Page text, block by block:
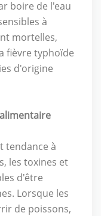
boire de l'eau
à
mortelles,
fièvre typhoïde
d'origine
tendance à
les toxines et
d'être
Lorsque les
de poissons,